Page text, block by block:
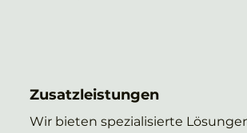
Zusatzleistungen
Wir bieten spezialisierte